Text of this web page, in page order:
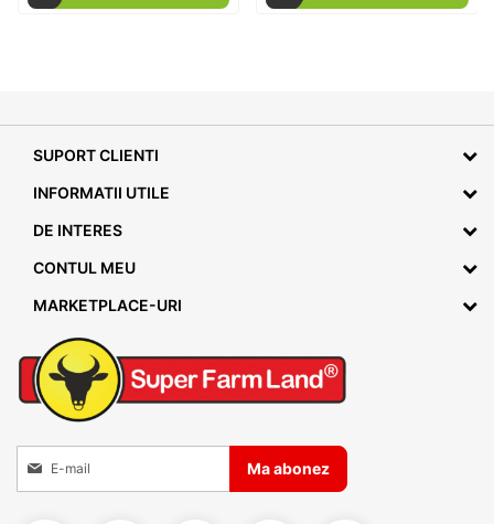
SUPORT CLIENTI
INFORMATII UTILE
DE INTERES
CONTUL MEU
MARKETPLACE-URI
Inscrieti-va la Buletinele noastre informative
Ma abonez